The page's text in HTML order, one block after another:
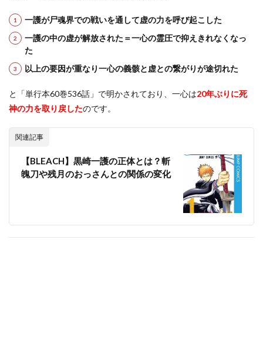
一護が尸魂界での戦いを通して虚の力を呼び起こした
一護の中の虚が解放された＝一心の霊圧で抑えきれなくなっ
た
以上の要因が重なり一心の義骸と虚との繋がりが途切れた
と「単行本60巻536話」で明かされており、一心は20年ぶりに死
神の力を取り戻したのです。
関連記事
【BLEACH】黒崎一護の正体とは？斬
魄刀や残月のおっさんとの関係の変化